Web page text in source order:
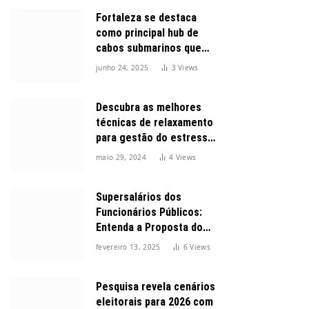
Fortaleza se destaca
como principal hub de
cabos submarinos que
conectam o Brasil ao
junho 24, 2025 3Views
Descubra as melhores
técnicas de relaxamento
para gestão do estresse
durante o dia
maio 29, 2024 4 Views
Supersalários dos
Funcionários Públicos:
Entenda a Proposta do
Governo para Limitar
fevereiro 13, 2025 6Views
Pesquisa revela cenários
eleitorais para 2026 com